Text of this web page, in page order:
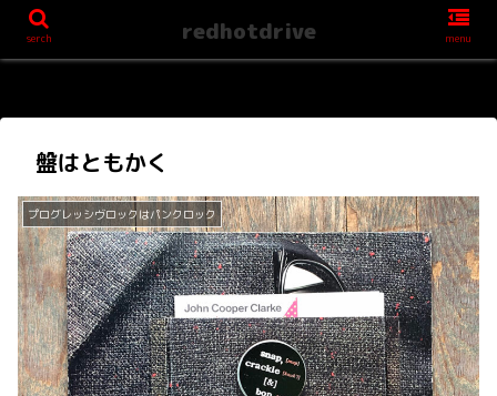
盤はともかく
プログレッシヴロックはパンクロック
serch redhotdrive menu